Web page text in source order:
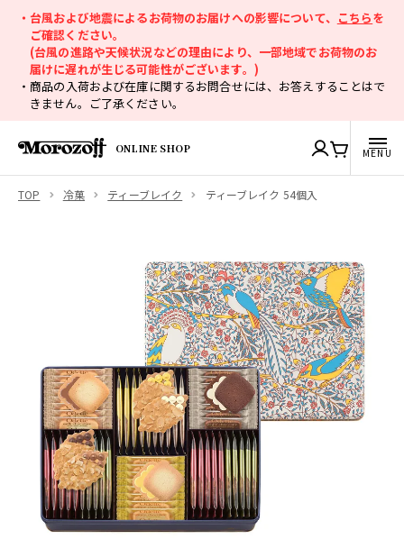
・台風および地震によるお荷物のお届けへの影響について、 こちらを
ご確認ください。
(台風の進路や天候状況などの理由により、一部地域でお荷物のお
届けに遅れが生じる可能性がございます。)
・商品の入荷および在庫に関するお問合せには、お答えすることはで
きません。ご了承ください。
ONLINE SHOP
TOP 冷菓 ティーブレイク ティーブレイク 54個入